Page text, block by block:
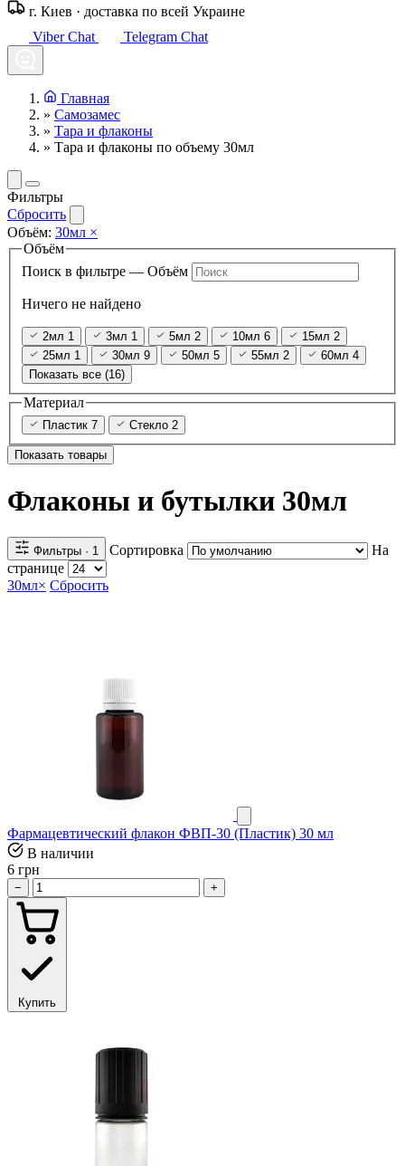
г. Киев · доставка по всей Украине
Viber Chat
Telegram Chat
Главная
» Самозамес
» Тара и флаконы
» Тара и флаконы по объему 30мл
Фильтры
Сбросить
Объём: 30мл ×
Объём
Поиск в фильтре — Объём
Ничего не найдено
2мл 1 3мл 1 5мл 2 10мл 6 15мл 2
25мл 1 30мл 9 50мл 5 55мл 2 60мл 4
Показать все (16)
Материал
Пластик 7 Стекло 2
Показать товары
Флаконы и бутылки 30мл
Фильтры · 1 Сортировка
На
странице
30мл× Сбросить
Фармацевтический флакон ФВП-30 (Пластик) 30 мл
В наличии
6 грн
− +
Купить